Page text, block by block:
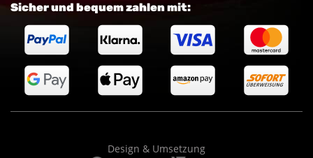
Sicher und bequem zahlen mit:
Design & Umsetzung